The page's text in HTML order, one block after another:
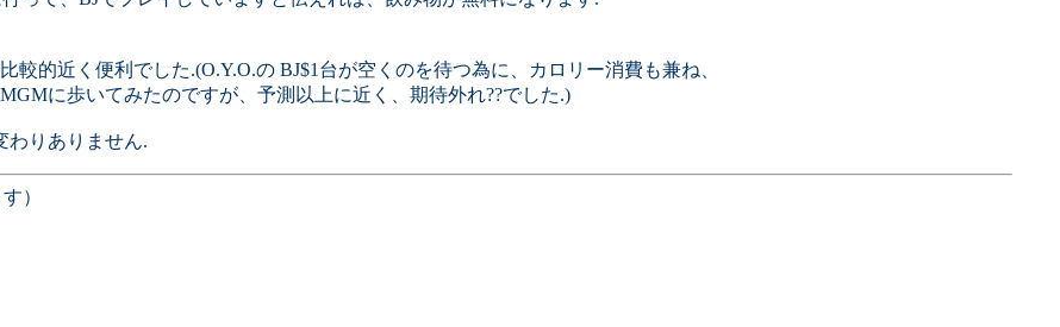
的近く便利でした.(O.Y.O.の BJ$1台が空くのを待つ為に、カロリー消費も兼ね、
に歩いてみたのですが、予測以上に近く、期待外れ??でした.)
わりありません.
）